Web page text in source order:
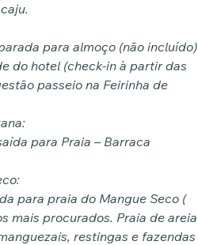
para almoço (não incluído)
do hotel (check-in à partir das
passeio na Feirinha de
para Praia – Barraca
para praia do Mangue Seco (
mais procurados. Praia de areia
restingas e fazendas